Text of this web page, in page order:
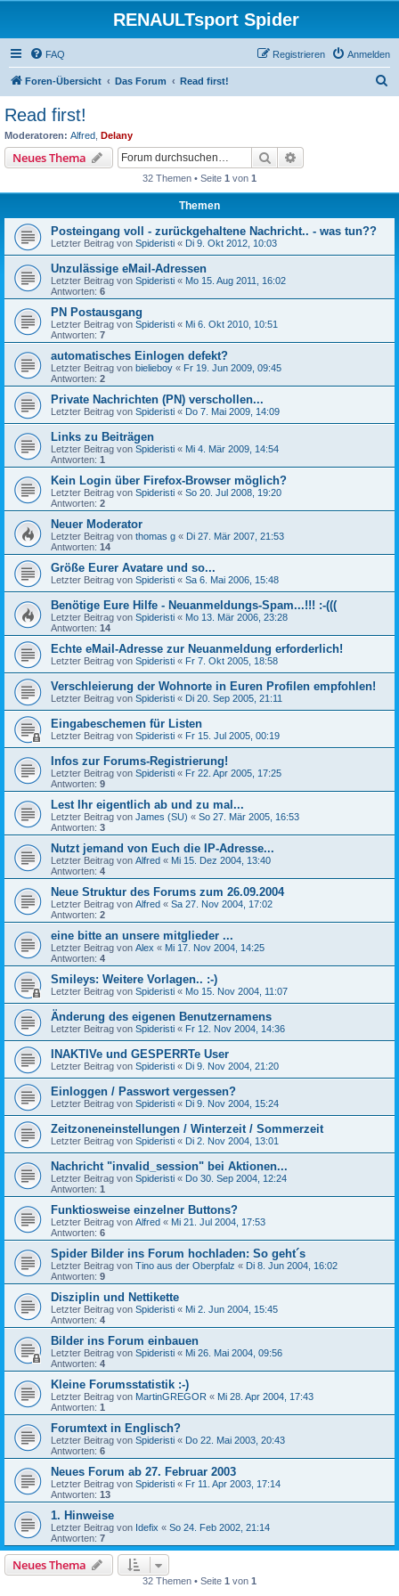
RENAULTsport Spider
FAQ Anmelden
Registrieren
Foren-Übersicht Das Forum Read first!
Read first!
Moderatoren: Alfred Delany
Neues Thema Suche
32 Themen • Seite 1 von 1
Themen
Posteingang voll - zurückgehaltene Nachricht.. - was tun??
Letzter Beitrag von Spideristi « Di 9. Okt 2012, 10:03
Unzulässige eMail-Adressen
Letzter Beitrag von Spideristi « Mo 15. Aug 2011, 16:02
Antworten: 6
PN Postausgang
Letzter Beitrag von Spideristi « Mi 6. Okt 2010, 10:51
Antworten: 7
automatisches Einlogen defekt?
Letzter Beitrag von bielieboy « Fr 19. Jun 2009, 09:45
Antworten: 2
Private Nachrichten (PN) verschollen...
Letzter Beitrag von Spideristi « Do 7. Mai 2009, 14:09
Links zu Beiträgen
Letzter Beitrag von Spideristi « Mi 4. Mär 2009, 14:54
Antworten: 1
Kein Login über Firefox-Browser möglich?
Letzter Beitrag von Spideristi « So 20. Jul 2008, 19:20
Antworten: 2
Neuer Moderator
Letzter Beitrag von thomas g « Di 27. Mär 2007, 21:53
Antworten: 14
Größe Eurer Avatare und so...
Letzter Beitrag von Spideristi « Sa 6. Mai 2006, 15:48
Benötige Eure Hilfe - Neuanmeldungs-Spam...!!! :-(((
Letzter Beitrag von Spideristi « Mo 13. Mär 2006, 23:28
Antworten: 14
Echte eMail-Adresse zur Neuanmeldung erforderlich!
Letzter Beitrag von Spideristi « Fr 7. Okt 2005, 18:58
Verschleierung der Wohnorte in Euren Profilen empfohlen!
Letzter Beitrag von Spideristi « Di 20. Sep 2005, 21:11
Eingabeschemen für Listen
Letzter Beitrag von Spideristi « Fr 15. Jul 2005, 00:19
Infos zur Forums-Registrierung!
Letzter Beitrag von Spideristi « Fr 22. Apr 2005, 17:25
Antworten: 9
Lest Ihr eigentlich ab und zu mal...
Letzter Beitrag von James (SU) « So 27. Mär 2005, 16:53
Antworten: 3
Nutzt jemand von Euch die IP-Adresse...
Letzter Beitrag von Alfred « Mi 15. Dez 2004, 13:40
Antworten: 4
Neue Struktur des Forums zum 26.09.2004
Letzter Beitrag von Alfred « Sa 27. Nov 2004, 17:02
Antworten: 2
eine bitte an unsere mitglieder ...
Letzter Beitrag von Alex « Mi 17. Nov 2004, 14:25
Antworten: 4
Smileys: Weitere Vorlagen.. :-)
Letzter Beitrag von Spideristi « Mo 15. Nov 2004, 11:07
Änderung des eigenen Benutzernamens
Letzter Beitrag von Spideristi « Fr 12. Nov 2004, 14:36
INAKTIVe und GESPERRTe User
Letzter Beitrag von Spideristi « Di 9. Nov 2004, 21:20
Einloggen / Passwort vergessen?
Letzter Beitrag von Spideristi « Di 9. Nov 2004, 15:24
Zeitzoneneinstellungen / Winterzeit / Sommerzeit
Letzter Beitrag von Spideristi « Di 2. Nov 2004, 13:01
Nachricht "invalid_session" bei Aktionen...
Letzter Beitrag von Spideristi « Do 30. Sep 2004, 12:24
Antworten: 1
Funktiosweise einzelner Buttons?
Letzter Beitrag von Alfred « Mi 21. Jul 2004, 17:53
Antworten: 6
Spider Bilder ins Forum hochladen: So geht´s
Letzter Beitrag von Tino aus der Oberpfalz « Di 8. Jun 2004, 16:02
Antworten: 9
Disziplin und Nettikette
Letzter Beitrag von Spideristi « Mi 2. Jun 2004, 15:45
Antworten: 4
Bilder ins Forum einbauen
Letzter Beitrag von Spideristi « Mi 26. Mai 2004, 09:56
Antworten: 4
Kleine Forumsstatistik :-)
Letzter Beitrag von MartinGREGOR « Mi 28. Apr 2004, 17:43
Antworten: 1
Forumtext in Englisch?
Letzter Beitrag von Spideristi « Do 22. Mai 2003, 20:43
Antworten: 6
Neues Forum ab 27. Februar 2003
Letzter Beitrag von Spideristi « Fr 11. Apr 2003, 17:14
Antworten: 13
1. Hinweise
Letzter Beitrag von Idefix « So 24. Feb 2002, 21:14
Antworten: 7
Neues Thema
32 Themen • Seite 1 von 1